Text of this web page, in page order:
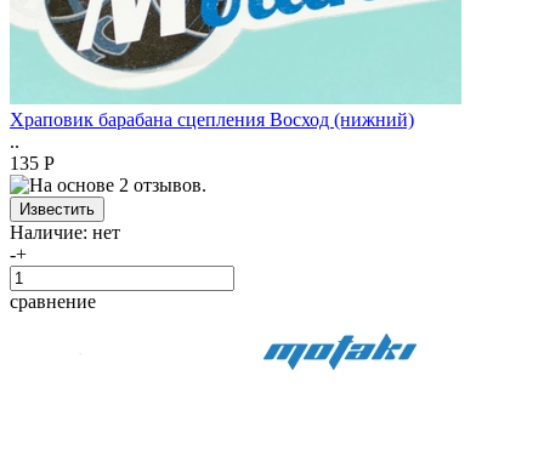
Храповик барабана сцепления Восход (нижний)
..
135 Р
Наличие: нет
-+
сравнение